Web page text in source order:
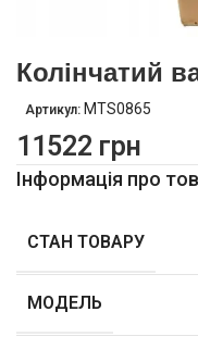
Колінчатий
Артикул: MTS0865
11522 грн
Інформація про
СТАН ТОВАРУ
МОДЕЛЬ